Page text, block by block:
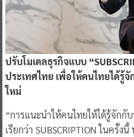
ปรับโมเดลธุรกิจแบบ
ประเทศไทย เพื่อให้คนไทยได้รู้
ใหม่
“การแนะนำให้คนไทยให้ได้รู้จัก
เรียกว่า SUBSCRIPTION ในครั้ง